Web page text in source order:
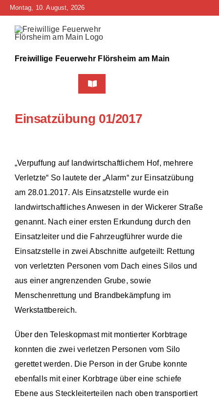
Zum
springen
Montag, 10. August, 2026
Freiwillige Feuerwehr Flörsheim am Main
Toggle
Navigation
Bürgerinfo
Über uns
Einsätze
Einsatzübung 01/2017
„Verpuffung auf landwirtschaftlichem Hof, mehrere
Verletzte“ So lautete der „Alarm“ zur Einsatzübung
am 28.01.2017. Als Einsatzstelle wurde ein
landwirtschaftliches Anwesen in der Wickerer Straße
genannt. Nach einer ersten Erkundung durch den
Einsatzleiter und die Fahrzeugführer wurde die
Einsatzstelle in zwei Abschnitte aufgeteilt: Rettung
von verletzten Personen vom Dach eines Silos und
aus einer angrenzenden Grube, sowie
Menschenrettung und Brandbekämpfung im
Werkstattbereich.
Über den Teleskopmast mit montierter Korbtrage
konnten die zwei verletzen Personen vom Silo
gerettet werden. Die Person in der Grube konnte
ebenfalls mit einer Korbtrage über eine schiefe
Ebene aus Steckleiterteilen nach oben transportiert